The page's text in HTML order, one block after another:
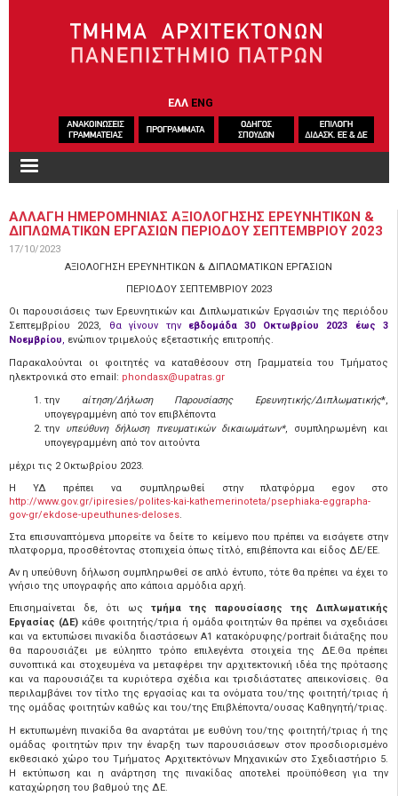
ΕΛΛ ENG
ΑΛΛΑΓΗ ΗΜΕΡΟΜΗΝΙΑΣ ΑΞΙΟΛΟΓΗΣΗΣ ΕΡΕΥΝΗΤΙΚΩΝ &
ΔΙΠΛΩΜΑΤΙΚΩΝ ΕΡΓΑΣΙΩΝ ΠΕΡΙΟΔΟΥ ΣΕΠΤΕΜΒΡΙΟΥ 2023
17/10/2023
ΑΞΙΟΛΟΓΗΣΗ ΕΡΕΥΝΗΤΙΚΩΝ & ΔΙΠΛΩΜΑΤΙΚΩΝ ΕΡΓΑΣΙΩΝ
ΠΕΡΙΟΔΟΥ ΣΕΠΤΕΜΒΡΙΟΥ 2023
Οι παρουσιάσεις των Ερευνητικών και Διπλωματικών Εργασιών της περιόδου
Σεπτεμβρίου 2023, θα γίνουν την εβδομάδα 30 Οκτωβρίου 2023 έως 3
Νοεμβρίου, ενώπιον τριμελούς εξεταστικής επιτροπής.
Παρακαλούνται οι φοιτητές να καταθέσουν στη Γραμματεία του Τμήματος
ηλεκτρονικά στο email: phondasx@upatras.gr
την
αίτηση/Δήλωση Παρουσίασης Ερευνητικής/Διπλωματικής*,
υπογεγραμμένη από τον επιβλέποντα
την υπεύθυνη δήλωση πνευματικών δικαιωμάτων*, συμπληρωμένη και
υπογεγραμμένη από τον αιτούντα
μέχρι τις 2 Οκτωβρίου 2023.
Η ΥΔ πρέπει να συμπληρωθεί στην πλατφόρμα egov στο
http://www.gov.gr/ipiresies/polites-kai-kathemerinoteta/psephiaka-eggrapha-
gov-gr/ekdose-upeuthunes-deloses.
Στα επισυναπτόμενα μπορείτε να δείτε το κείμενο που πρέπει να εισάγετε στην
πλατφορμα, προσθέτοντας στοπιχεία όπως τίτλό, επιβέποντα και είδος ΔΕ/ΕΕ.
Αν η υπεύθυνη δήλωση συμπληρωθεί σε απλό έντυπο, τότε θα πρέπει να έχει το
γνήσιο της υπογραφής απο κάποια αρμόδια αρχή.
Επισημαίνεται δε, ότι ως τμήμα της παρουσίασης της Διπλωματικής
Εργασίας (ΔΕ)κάθε φοιτητής/τρια ή ομάδα φοιτητών θα πρέπει να σχεδιάσει
και να εκτυπώσει πινακίδα διαστάσεων Α1 κατακόρυφης/portrait διάταξης που
θα παρουσιάζει με εύληπτο τρόπο επιλεγέντα στοιχεία της ΔΕ.Θα πρέπει
συνοπτικά και στοχευμένα να μεταφέρει την αρχιτεκτονική ιδέα της πρότασης
και να παρουσιάζει τα κυριότερα σχέδια και τρισδιάστατες απεικονίσεις. Θα
περιλαμβάνει τον τίτλο της εργασίας και τα ονόματα του/της φοιτητή/τριας ή
της ομάδας φοιτητών καθώς και του/της Επιβλέποντα/ουσας Καθηγητή/τριας.
Η εκτυπωμένη πινακίδα θα αναρτάται με ευθύνη του/της φοιτητή/τριας ή της
ομάδας φοιτητών πριν την έναρξη των παρουσιάσεων στον προσδιορισμένο
εκθεσιακό χώρο του Τμήματος Αρχιτεκτόνων Μηχανικών στο Σχεδιαστήριο 5.
Η εκτύπωση και η ανάρτηση της πινακίδας αποτελεί προϋπόθεση για την
καταχώρηση του βαθμού της ΔΕ.